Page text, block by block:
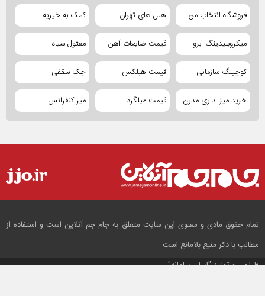
فروشگاه انتخاب من هتل های تهران کمک به خیریه
میکروبلیدینگ ابرو قیمت ضایعات آهن مفتول سیاه
کوچینگ سازمانی قیمت هبلکس جک سقفی
خرید میز اداری مدرن قیمت میلگرد میز کنفرانس
تمام حقوق مادی و معنوی این سایت متعلق به جام جم آنلاین است و استفاده از
مطالب با ذکر منبع بلامانع است.
طراحی و تولید"ایران سامانه"